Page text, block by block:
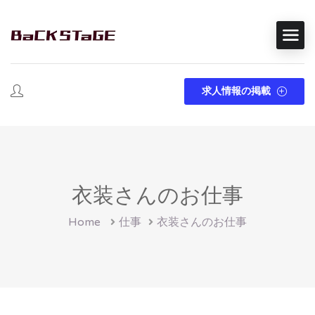
求人情報の掲載
衣装さんのお仕事
Home 仕事 衣装さんのお仕事